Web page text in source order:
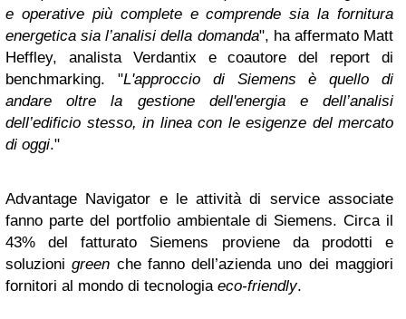
e operative più complete e comprende sia la fornitura
energetica sia l’analisi della domanda", ha affermato Matt
Heffley, analista Verdantix e coautore del report di
benchmarking. "L'approccio di Siemens è quello di
andare oltre la gestione dell'energia e dell’analisi
dell’edificio stesso, in linea con le esigenze del mercato
di oggi."
Advantage Navigator e le attività di service associate
fanno parte del portfolio ambientale di Siemens. Circa il
43% del fatturato Siemens proviene da prodotti e
soluzionigreen che fanno dell’azienda uno dei maggiori
fornitori al mondo di tecnologia eco-friendly.